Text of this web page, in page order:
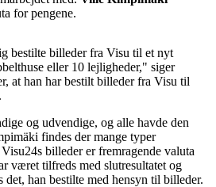
for pengene.
bestilte billeder fra Visu til et nyt
eller 10 lejligheder," siger
at han har bestilt billeder fra Visu til
og udvendige, og alle havde den
findes der mange typer
billeder er fremragende valuta
været tilfreds med slutresultatet og
han bestilte med hensyn til billeder.